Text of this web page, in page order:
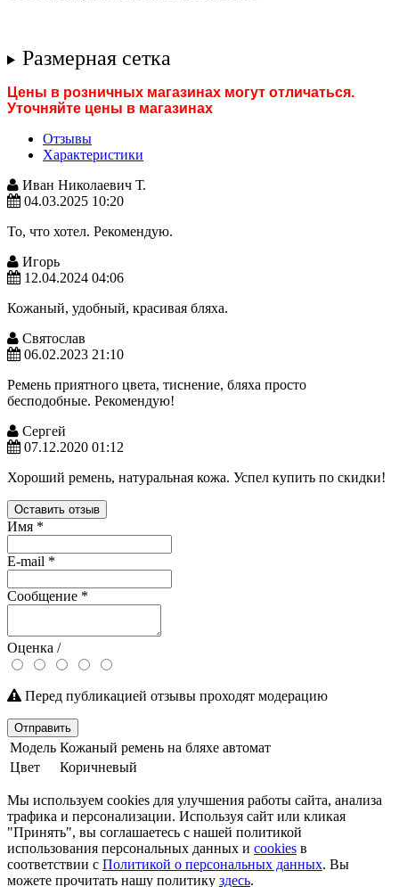
Размерная сетка
Цены в розничных магазинах могут отличаться.
Уточняйте цены в магазинах
Отзывы
Характеристики
Иван Николаевич Т.
04.03.2025 10:20
То, что хотел. Рекомендую.
Игорь
12.04.2024 04:06
Кожаный, удобный, красивая бляха.
Святослав
06.02.2023 21:10
Ремень приятного цвета, тиснение, бляха просто
бесподобные. Рекомендую!
Сергей
07.12.2020 01:12
Хороший ремень, натуральная кожа. Успел купить по скидки!
Оставить отзыв
Имя *
E-mail *
Сообщение *
Оценка /
Перед публикацией отзывы проходят модерацию
Отправить
Модель Кожаный ремень на бляхе автомат
Цвет
Коричневый
Мы используем cookies для улучшения работы сайта, анализа
трафика и персонализации. Используя сайт или кликая
"Принять", вы соглашаетесь с нашей политикой
использования персональных данных и cookies в
соответствии с Политикой о персональных данных. Вы
можете прочитать нашу политику здесь.